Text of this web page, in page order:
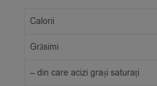
Calorii
Grăsimi
– din care acizi grași saturați